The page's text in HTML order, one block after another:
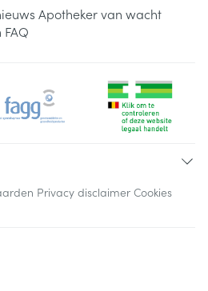
Apotheker van wacht
FAQ
Privacy disclaimer Cookies